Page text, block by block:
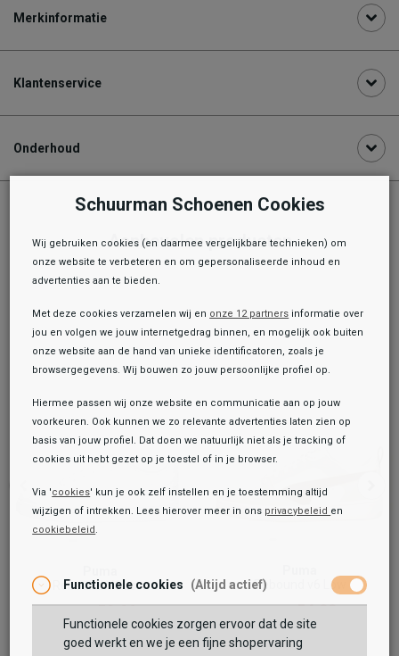
Rebound v6
74,99
64,99
Maat:
Merkinformatie
Klantenservice
Onderhoud
Aanbevolen producten
Rebound V6 Low
Rebound v6 Low
54,99
Toegevoegd aan je winkeltas!
Schuurman Schoenen Cookies
Wij gebruiken cookies (en daarmee vergelijkbare technieken) om
onze website te verbeteren en om gepersonaliseerde inhoud en
advertenties aan te bieden.
Met deze cookies verzamelen wij en onze 12 partners informatie over
jou en volgen we jouw internetgedrag binnen, en mogelijk ook buiten
onze website aan de hand van unieke identificatoren, zoals je
browsergegevens. Wij bouwen zo jouw persoonlijke profiel op.
Hiermee passen wij onze website en communicatie aan op jouw
voorkeuren. Ook kunnen we zo relevante advertenties laten zien op
basis van jouw profiel. Dat doen we natuurlijk niet als je tracking of
cookies uit hebt gezet op je toestel of in je browser.
Via 'cookies' kun je ook zelf instellen en je toestemming altijd
wijzigen of intrekken. Lees hierover meer in ons privacybeleid en
cookiebeleid.
Functionele cookies (Altijd actief)
Functionele cookies zorgen ervoor dat de site
goed werkt en we je een fijne shopervaring